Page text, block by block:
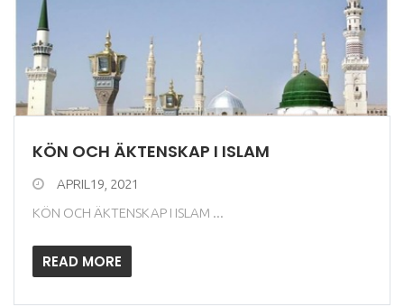
KÖN OCH ÄKTENSKAP I ISLAM
APRIL19, 2021
KÖN OCH ÄKTENSKAP I ISLAM ...
READ MORE